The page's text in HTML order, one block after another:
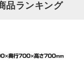
品ランキング